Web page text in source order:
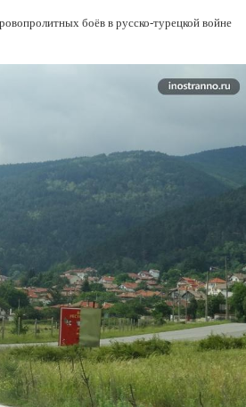
боёв в русско-турецкой войне